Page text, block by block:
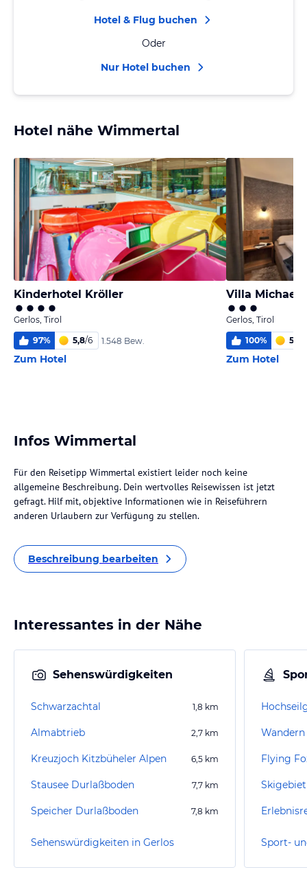
Hotel & Flug buchen
Oder
Nur Hotel buchen
Hotel nähe Wimmertal
Kinderhotel Kröller
Gerlos, Tirol
97% 5,8/6 1.548 Bew.
Zum Hotel
Villa Michaela
Gerlos, Tirol
100% 5,9
Zum Hotel
Infos Wimmertal
Für den Reisetipp Wimmertal existiert leider noch keine
allgemeine Beschreibung. Dein wertvolles Reisewissen ist jetzt
gefragt. Hilf mit, objektive Informationen wie in Reiseführern
anderen Urlaubern zur Verfügung zu stellen.
Beschreibung bearbeiten
Interessantes in der Nähe
Sehenswürdigkeiten
Schwarzachtal 1,8 km
Almabtrieb 2,7 km
Kreuzjoch Kitzbüheler Alpen 6,5 km
Stausee Durlaßboden 7,7 km
Speicher Durlaßboden 7,8 km
Sehenswürdigkeiten in Gerlos
Wandern
Sport-